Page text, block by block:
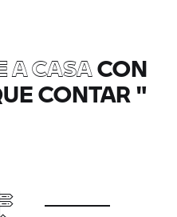
A CASACON
CONTAR"